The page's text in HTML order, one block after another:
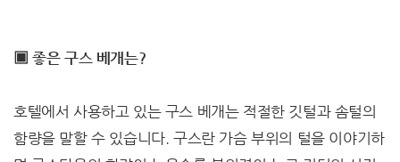
▣ 좋은 구스 베개는?
호텔에서 사용하고 있는 구스 베개는 적절한 깃털과 솜털의
함량을 말할 수 있습니다. 구스란 가슴 부위의 털을 이야기하